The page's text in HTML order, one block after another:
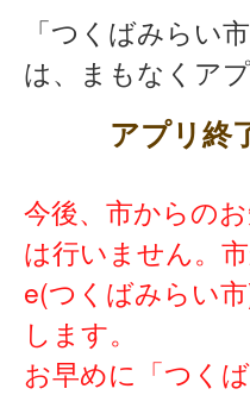
「つくばみらい
は、まもなくア
アプリ終
今後、市からの
は行いません。
e(つくばみらい
します。
お早めに「つく